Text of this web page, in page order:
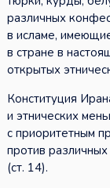
различных
в исламе,
в стране в
открытых
Конституция
и этнических
с приоритетным
против
(ст. 14).